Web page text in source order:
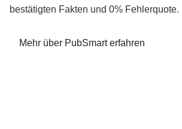
bestätigten Fakten und 0% Fehlerquote.
Mehr über PubSmart erfahren